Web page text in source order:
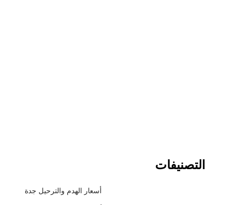
التصنيفات
أسعار الهدم والترحيل جدة